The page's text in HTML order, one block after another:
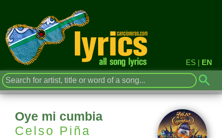
ES | EN
Oye mi cumbia
Celso Piña